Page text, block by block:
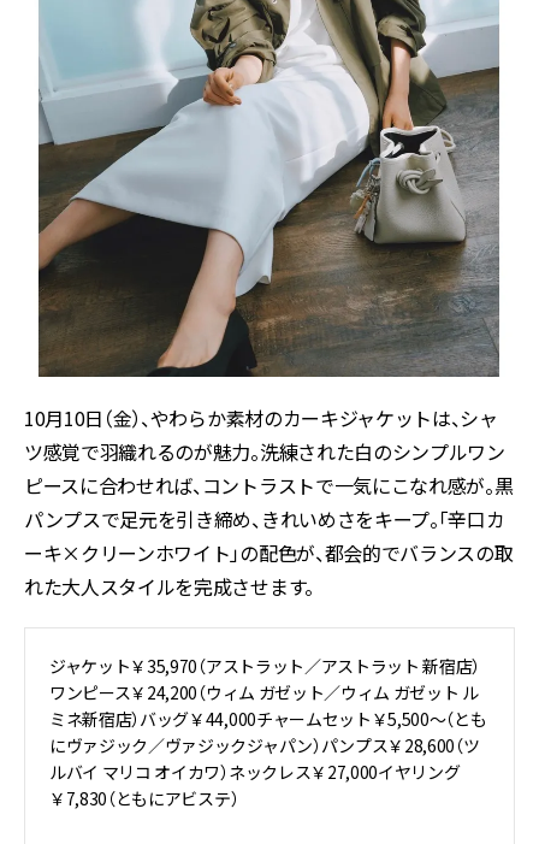
10月10日（金）、やわらか素材のカーキジャケットは、シャ
ツ感覚で羽織れるのが魅力。洗練された白のシンプルワン
ピースに合わせれば、コントラストで一気にこなれ感が。黒
パンプスで足元を引き締め、きれいめさをキープ。「辛口カ
ーキ×クリーンホワイト」の配色が、都会的でバランスの取
れた大人スタイルを完成させます。
ジャケット￥35,970（アストラット／アストラット 新宿店）
ワンピース￥24,200（ウィム ガゼット／ウィム ガゼット ル
ミネ新宿店）バッグ￥44,000チャームセット￥5,500～（とも
にヴァジック／ヴァジックジャパン）パンプス￥28,600（ツ
ルバイ マリコ オイカワ）ネックレス￥27,000イヤリング
￥7,830（ともにアビステ）